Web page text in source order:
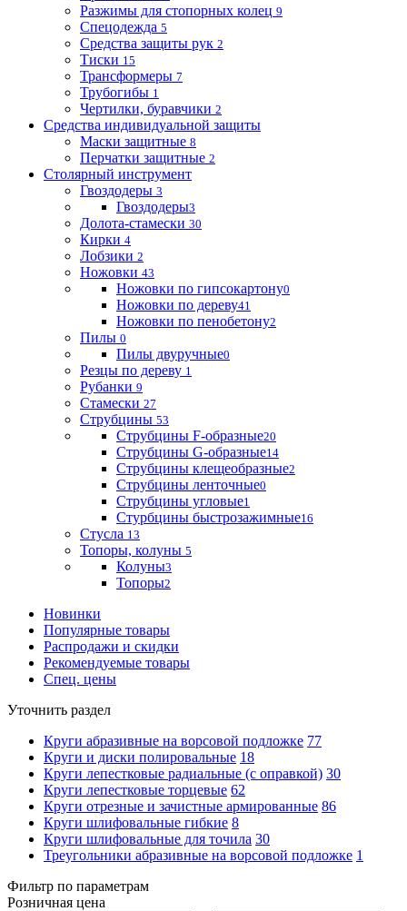
Разжимы для стопорных колец 9
Спецодежда 5
Средства защиты рук 2
Тиски 15
Трансформеры 7
Трубогибы 1
Чертилки, буравчики 2
Средства индивидуальной защиты
Маски защитные 8
Перчатки защитные 2
Столярный инструмент
Гвоздодеры 3
Гвоздодеры3
Долота-стамески 30
Кирки 4
Лобзики 2
Ножовки 43
Ножовки по гипсокартону0
Ножовки по дереву41
Ножовки по пенобетону2
Пилы 0
Пилы двуручные0
Резцы по дереву 1
Рубанки 9
Стамески 27
Струбцины 53
Струбцины F-образные20
Струбцины G-образные14
Струбцины клещеобразные2
Струбцины ленточные0
Струбцины угловые1
Стурбцины быстрозажимные16
Стусла 13
Топоры, колуны 5
Колуны3
Топоры2
Новинки
Популярные товары
Распродажи и скидки
Рекомендуемые товары
Спец. цены
Уточнить раздел
Круги абразивные на ворсовой подложке 77
Круги и диски полировальные 18
Круги лепестковые радиальные (с оправкой) 30
Круги лепестковые торцевые 62
Круги отрезные и зачистные армированные 86
Круги шлифовальные гибкие 8
Круги шлифовальные для точила 30
Треугольники абразивные на ворсовой подложке 1
Фильтр по параметрам
Розничная цена